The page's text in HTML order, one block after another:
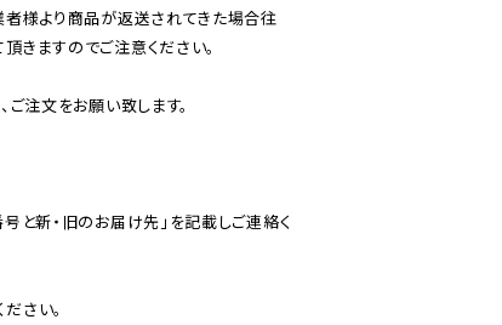
様より商品が返送されてきた場合往
きますのでご注意ください。
号と新・旧のお届け先」を記載しご連絡く
さい。